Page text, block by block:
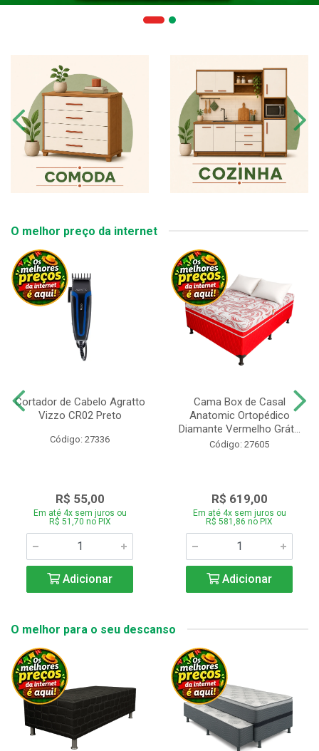
O melhor preço da internet
Cortador de Cabelo Agratto
Vizzo CR02 Preto
Código: 27336
R$ 55,00
Em até 4x sem juros ou
R$ 51,70 no PIX
Adicionar
Cama Box de Casal
Anatomic Ortopédico
Diamante Vermelho Grát...
Código: 27605
R$ 619,00
Em até 4x sem juros ou
R$ 581,86 no PIX
Adicionar
O melhor para o seu descanso